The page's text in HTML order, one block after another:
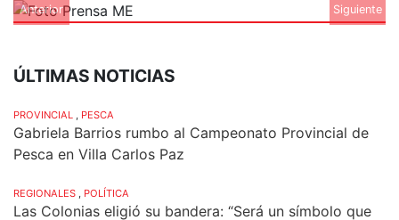
Anterior Siguiente
ÚLTIMAS NOTICIAS
PROVINCIAL PESCA
Gabriela Barrios rumbo al Campeonato Provincial de
Pesca en Villa Carlos Paz
REGIONALES POLÍTICA
Las Colonias eligió su bandera: “Será un símbolo que